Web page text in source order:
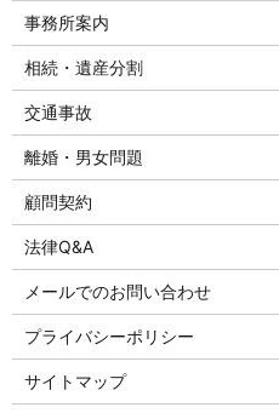
事務所案内
相続・遺産分割
交通事故
離婚・男女問題
顧問契約
法律Q&A
メールでのお問い合わせ
プライバシーポリシー
サイトマップ